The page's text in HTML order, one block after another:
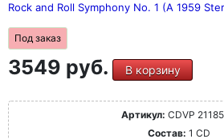
Rock and Roll Symphony No. 1 (A 1959
Под заказ
3549 руб. В корзину
Артикул: CDVP
Состав: 1 CD